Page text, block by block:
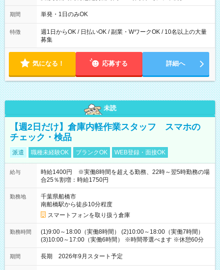
～21：00
期間 単発・1日のみOK
特徴
週1日からOK / 日払いOK / 副業・WワークOK / 10名以上の大量
募集
気になる！ 応募する 詳細へ
未読
【週2日だけ】倉庫内軽作業スタッフ スマホの
チェック・検品
派遣 職種未経験OK ブランクOK WEB登録・面接OK
給与
時給1400円 ※実働8時間を超える勤務、22時～翌5時勤務の場
合25％割増：時給1750円
勤務地
千葉県船橋市
南船橋駅から徒歩10分程度
スマートフォンを取り扱う倉庫
勤務時間
(1)9:00～18:00（実働8時間） (2)10:00～18:00（実働7時間）
(3)10:00～17:00（実働6時間） ※時間帯選べます ※休憩60分
期間 長期 2026年9月スタート予定